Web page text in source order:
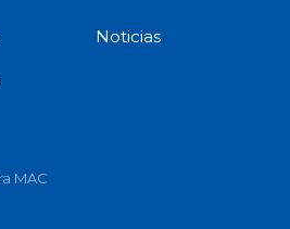
MAC
Noticias